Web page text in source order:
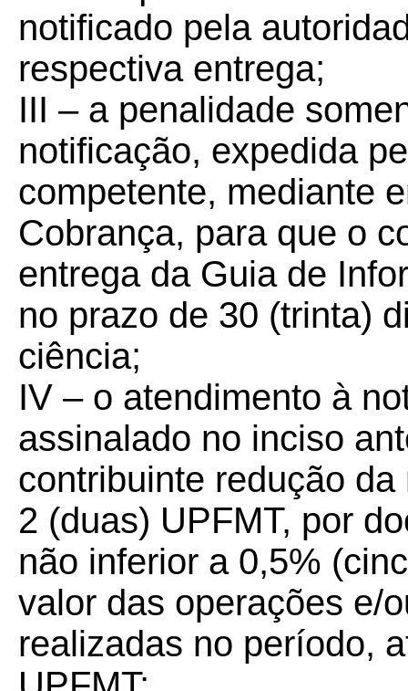
notificado pela
respectiva entrega;
III – a penalidade
notificação, expedida
competente, mediante
Cobrança, para que o
entrega da Guia de
no prazo de 30 (trinta)
ciência;
IV – o atendimento à
assinalado no inciso
contribuinte redução
2 (duas) UPFMT, por
não inferior a 0,5%
valor das operações e/
realizadas no período,